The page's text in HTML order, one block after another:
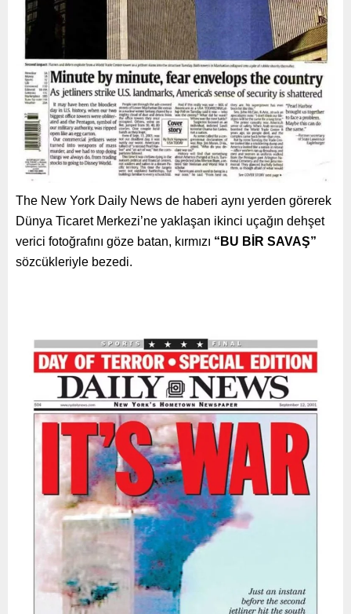
The New York Daily News de haberi aynı yerden görerek
Dünya Ticaret Merkezi’ne yaklaşan ikinci uçağın dehşet
verici fotoğrafını göze batan, kırmızı “BU BİR SAVAŞ”
sözcükleriyle bezedi.